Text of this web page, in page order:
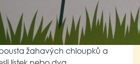
žahavých chloupků a